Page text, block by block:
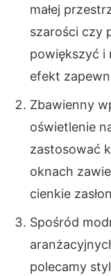
małej
szarości czy
powiększyć i
efekt
Zbawienny
oświetlenie
zastosować
oknach
cienkie
Spośród
polecamy